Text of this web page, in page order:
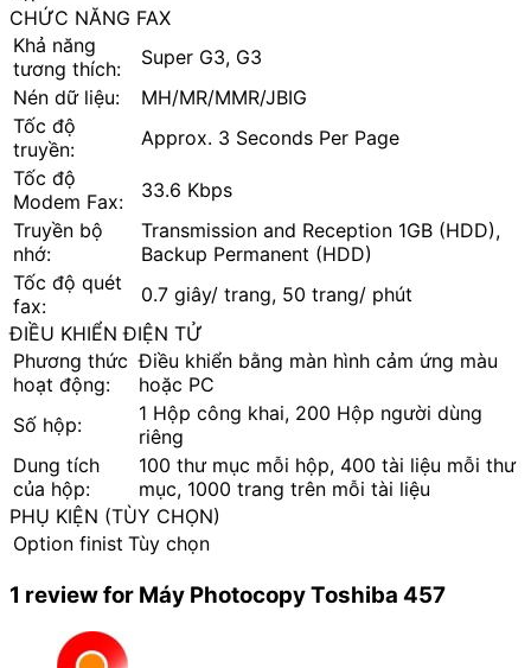
CHỨC NĂNG FAX
Khả năng
tương thích:
Super G3, G3
Nén dữ liệu:
MH/MR/MMR/JBIG
Tốc độ
truyền:
Approx. 3 Seconds Per Page
Tốc độ
Modem Fax:
33.6 Kbps
Truyền bộ
nhớ:
Transmission and Reception 1GB (HDD),
Backup Permanent (HDD)
Tốc độ quét
fax:
0.7 giây/ trang, 50 trang/ phút
ĐIỀU KHIỂN ĐIỆN TỬ
Phương thức
hoạt động:
Điều khiển bằng màn hình cảm ứng màu
hoặc PC
Số hộp:
1 Hộp công khai, 200 Hộp người dùng
riêng
Dung tích
của hộp:
100 thư mục mỗi hộp, 400 tài liệu mỗi thư
mục, 1000 trang trên mỗi tài liệu
PHỤ KIỆN (TÙY CHỌN)
Option finist Tùy chọn
1 review for Máy Photocopy Toshiba 457